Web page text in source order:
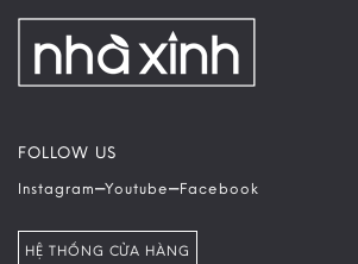
FOLLOW US
Instagram–Youtube–Facebook
HỆ THỐNG CỬA HÀNG